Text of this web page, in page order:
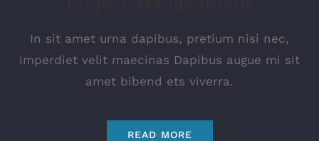
In sit amet urna dapibus, pretium nisi nec,
imperdiet velit maecinas Dapibus augue mi sit
amet bibend ets viverra.
READ MORE